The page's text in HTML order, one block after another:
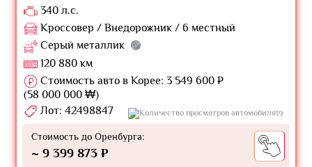
340 л.с.
Кроссовер / Внедорожник / 6 местный
Серый металлик
120 880 км
Стоимость авто в Корее: 3 549 600 ₽
(58 000 000 ₩)
Лот: 42498847
19
Стоимость до Оренбурга:
~ 9 399 873 ₽